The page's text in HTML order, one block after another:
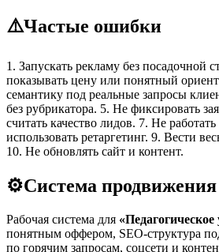
⚠️Частые ошибки
1. Запускать рекламу без посадочной
показывать цену или понятный
семантику под реальные запросы
без рубрикатора. 5. Не фиксировать
считать качество лидов. 7. Не
использовать ретаргетинг. 9. Вести
10. Не обновлять сайт и контент.
⚙️Система продвижения
Рабочая система для
понятным оффером, SEO-структура
по горячим запросам, соцсети и